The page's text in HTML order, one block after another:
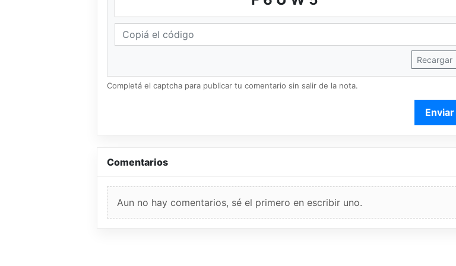
Recargar
Completá el captcha para publicar tu comentario sin salir de la nota.
Enviar
Comentarios
Aun no hay comentarios, sé el primero en escribir uno.